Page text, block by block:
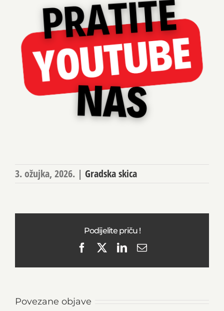
3. ožujka, 2026. | Gradska skica
Podijelite priču !
FacebookLinkedIn
Email
Povezane objave